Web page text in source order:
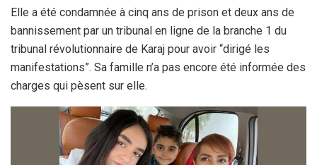
Elle a été condamnée à cinq ans de prison et deux ans de
bannissement par un tribunal en ligne de la branche 1 du
tribunal révolutionnaire de Karaj pour avoir “dirigé les
manifestations”. Sa famille n’a pas encore été informée des
charges qui pèsent sur elle.